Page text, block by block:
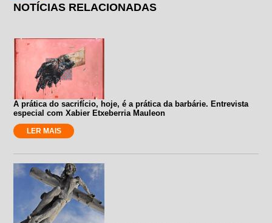
NOTÍCIAS RELACIONADAS
A prática do sacrifício, hoje, é a prática da barbárie. Entrevista
especial com Xabier Etxeberria Mauleon
LER MAIS